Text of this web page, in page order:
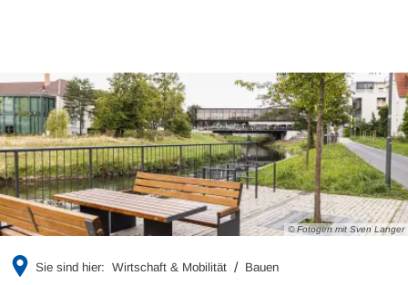
© Fotogen mit Sven Langer
Sie sind hier: Wirtschaft & Mobilität Bauen